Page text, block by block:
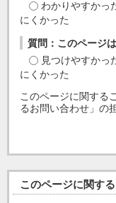
わかりやすかっ
にくかった
質問：このページ
見つけやすかっ
にくかった
このページに関する
るお問い合わせ」の
このページに関する